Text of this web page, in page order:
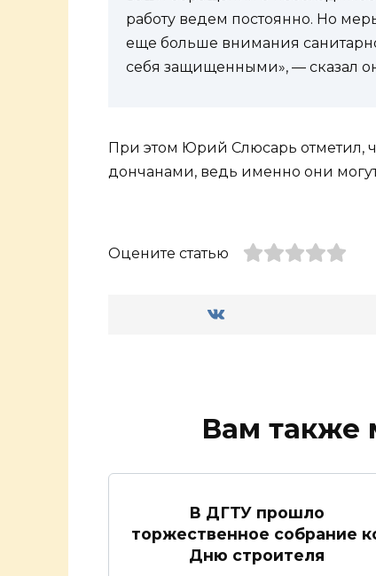
работу ведем постоянно. Но
еще больше внимания
себя защищенными», — сказал
При этом Юрий Слюсарь отметил,
дончанами, ведь именно они
Оцените статью
Вам также
В ДГТУ прошло
торжественное собрание
Дню строителя